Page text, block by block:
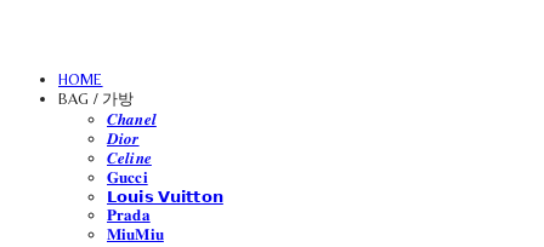
HOME
BAG / 가방
𝑪𝒉𝒂𝒏𝒆𝒍
𝑫𝒊𝒐𝒓
𝑪𝒆𝒍𝒊𝒏𝒆
𝐆𝐮𝐜𝐜𝐢
𝗟𝗼𝘂𝗶𝘀 𝗩𝘂𝗶𝘁𝘁𝗼𝗻
𝐏𝐫𝐚𝐝𝐚
𝐌𝐢𝐮𝐌𝐢𝐮